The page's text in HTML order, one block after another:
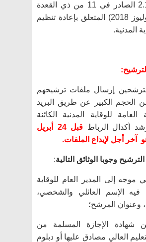
رقم 2.18.172 الصادر في 11 من ذي القعدة
1439 (25 يوليوز 2018) المتعلق بإعادة تنظيم
المدنية.
إرسال ملفات ترشيحهم
الكبير عن طريق البريد
العامة للوقاية المدنية الكائنة
أكدال الرباط
قبل 24 أبريل
وجوبا الوثائق التالية:
إلى المدير العام للوقاية
فيه الإسم العائلي والشخصي،
وعنوان المرشح؛
الإجازة المسلمة من
العالي مصادق عليها أو دبلوم